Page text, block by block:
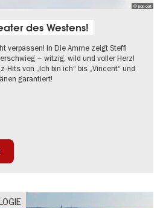
© pop-out
des Westens!
verpassen! In Die Amme zeigt Steffi
– witzig, wild und voller Herz!
Hits von „Ich bin ich“ bis „Vincent“ und
garantiert!